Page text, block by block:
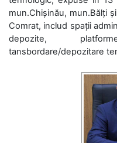
mun.Chișinău, mun.Bălți
Comrat, includ spații
depozite,
tansbordare/depozitare